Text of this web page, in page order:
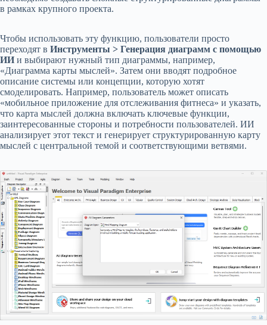
в рамках крупного проекта.
Чтобы использовать эту функцию, пользователи просто
переходят в Инструменты > Генерация диаграмм с помощью
ИИ и выбирают нужный тип диаграммы, например,
«Диаграмма карты мыслей». Затем они вводят подробное
описание системы или концепции, которую хотят
смоделировать. Например, пользователь может описать
«мобильное приложение для отслеживания фитнеса» и указать,
что карта мыслей должна включать ключевые функции,
заинтересованные стороны и потребности пользователей. ИИ
анализирует этот текст и генерирует структурированную карту
мыслей с центральной темой и соответствующими ветвями.